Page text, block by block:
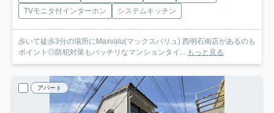
TVモニタ付インターホン
システムキッチン
歩いて徒歩3分の場所にMaxvalu(マックスバリュ) 西明石南店があるのも
ポイント◎防犯対策もバッチリなマンションタイ...
もっと見る
アパート